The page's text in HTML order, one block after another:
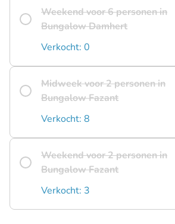
Weekend voor 6 personen in
Bungalow Damhert
Verkocht: 0
Midweek voor 2 personen in
Bungalow Fazant
Verkocht: 8
Weekend voor 2 personen in
Bungalow Fazant
Verkocht: 3